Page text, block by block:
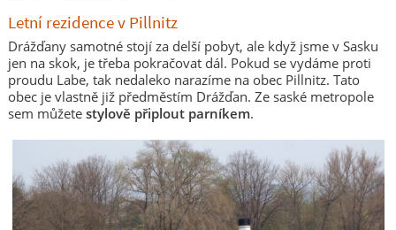
Letní rezidence v Pillnitz
Drážďany samotné stojí za delší pobyt, ale když jsme v Sasku
jen na skok, je třeba pokračovat dál. Pokud se vydáme proti
proudu Labe, tak nedaleko narazíme na obec Pillnitz. Tato
obec je vlastně již předměstím Drážďan. Ze saské metropole
sem můžete stylově připlout parníkem.